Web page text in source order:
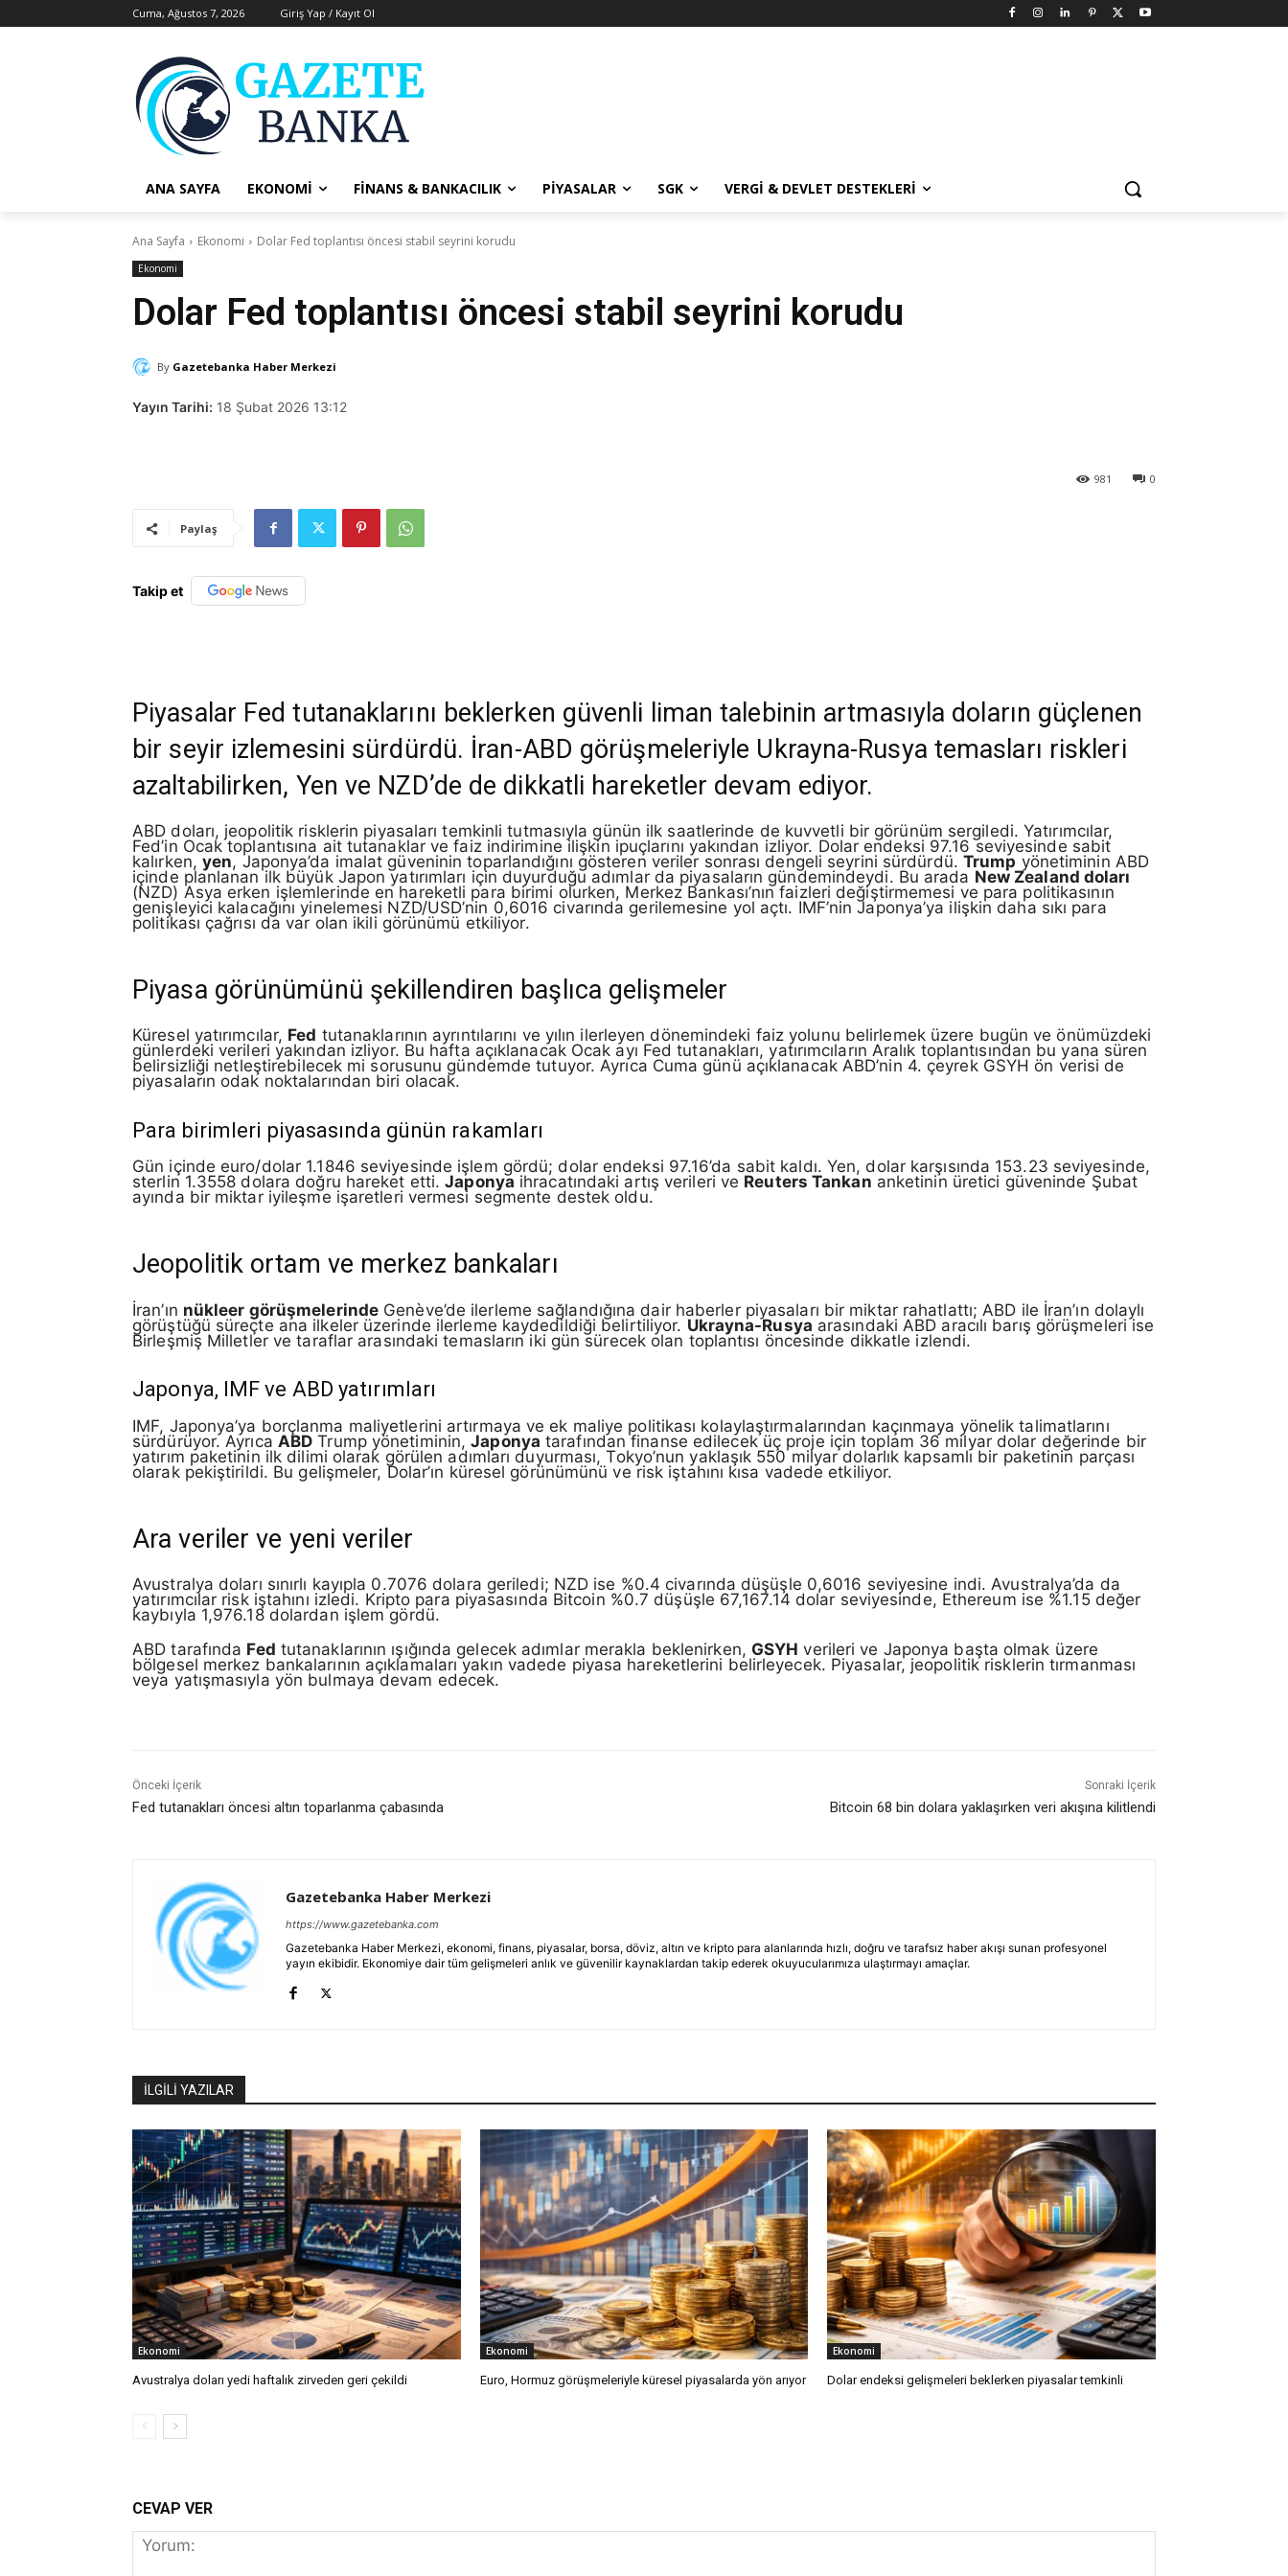
Cuma, Ağustos 7, 2026 Giriş Yap / Kayıt Ol
ANA SAYFA EKONOMI FINANS & BANKACILIK PIYASALAR SGK VERGI & DEVLET DESTEKLERI
Ana Sayfa Ekonomi Dolar Fed toplantısı öncesi stabil seyrini korudu
Ekonomi
Dolar Fed toplantısı öncesi stabil seyrini korudu
By Gazetebanka Haber Merkezi
Yayın Tarihi: 18 Şubat 2026 13:12
0
981
Paylaş
Takip et
Piyasalar Fed tutanaklarını beklerken güvenli liman talebinin artmasıyla doların güçlenen
bir seyir izlemesini sürdürdü. İran-ABD görüşmeleriyle Ukrayna-Rusya temasları riskleri
azaltabilirken, Yen ve NZD’de de dikkatli hareketler devam ediyor.
ABD doları, jeopolitik risklerin piyasaları temkinli tutmasıyla günün ilk saatlerinde de kuvvetli bir görünüm sergiledi. Yatırımcılar,
Fed’in Ocak toplantısına ait tutanaklar ve faiz indirimine ilişkin ipuçlarını yakından izliyor. Dolar endeksi 97.16 seviyesinde sabit
kalırken, yen, Japonya’da imalat güveninin toparlandığını gösteren veriler sonrası dengeli seyrini sürdürdü. Trump yönetiminin ABD
içinde planlanan ilk büyük Japon yatırımları için duyurduğu adımlar da piyasaların gündemindeydi. Bu arada New Zealand doları
(NZD) Asya erken işlemlerinde en hareketli para birimi olurken, Merkez Bankası’nın faizleri değiştirmemesi ve para politikasının
genişleyici kalacağını yinelemesi NZD/USD’nin 0,6016 civarında gerilemesine yol açtı. IMF’nin Japonya’ya ilişkin daha sıkı para
politikası çağrısı da var olan ikili görünümü etkiliyor.
Piyasa görünümünü şekillendiren başlıca gelişmeler
Küresel yatırımcılar, Fed tutanaklarının ayrıntılarını ve yılın ilerleyen dönemindeki faiz yolunu belirlemek üzere bugün ve önümüzdeki
günlerdeki verileri yakından izliyor. Bu hafta açıklanacak Ocak ayı Fed tutanakları, yatırımcıların Aralık toplantısından bu yana süren
belirsizliği netleştirebilecek mi sorusunu gündemde tutuyor. Ayrıca Cuma günü açıklanacak ABD’nin 4. çeyrek GSYH ön verisi de
piyasaların odak noktalarından biri olacak.
Para birimleri piyasasında günün rakamları
Gün içinde euro/dolar 1.1846 seviyesinde işlem gördü; dolar endeksi 97.16’da sabit kaldı. Yen, dolar karşısında 153.23 seviyesinde,
sterlin 1.3558 dolara doğru hareket etti.Japonya ihracatındaki artış verileri ve Reuters Tankan anketinin üretici güveninde Şubat
ayında bir miktar iyileşme işaretleri vermesi segmente destek oldu.
Jeopolitik ortam ve merkez bankaları
İran’ın nükleer görüşmelerinde Genève’de ilerleme sağlandığına dair haberler piyasaları bir miktar rahatlattı; ABD ile İran’ın dolaylı
görüştüğü süreçte ana ilkeler üzerinde ilerleme kaydedildiği belirtiliyor. Ukrayna-Rusya arasındaki ABD aracılı barış görüşmeleri ise
Birleşmiş Milletler ve taraflar arasındaki temasların iki gün sürecek olan toplantısı öncesinde dikkatle izlendi.
Japonya, IMF ve ABD yatırımları
IMF, Japonya’ya borçlanma maliyetlerini artırmaya ve ek maliye politikası kolaylaştırmalarından kaçınmaya yönelik talimatlarını
sürdürüyor. Ayrıca ABD Trump yönetiminin,Japonya tarafından finanse edilecek üç proje için toplam 36 milyar dolar değerinde bir
yatırım paketinin ilk dilimi olarak görülen adımları duyurması, Tokyo’nun yaklaşık 550 milyar dolarlık kapsamlı bir paketinin parçası
olarak pekiştirildi. Bu gelişmeler, Dolar’ın küresel görünümünü ve risk iştahını kısa vadede etkiliyor.
Ara veriler ve yeni veriler
Avustralya doları sınırlı kayıpla 0.7076 dolara geriledi; NZD ise %0.4 civarında düşüşle 0,6016 seviyesine indi. Avustralya’da da
yatırımcılar risk iştahını izledi. Kripto para piyasasında Bitcoin %0.7 düşüşle 67,167.14 dolar seviyesinde, Ethereum ise %1.15 değer
kaybıyla 1,976.18 dolardan işlem gördü.
ABD tarafında Fed tutanaklarının ışığında gelecek adımlar merakla beklenirken, GSYH verileri ve Japonya başta olmak üzere
bölgesel merkez bankalarının açıklamaları yakın vadede piyasa hareketlerini belirleyecek. Piyasalar, jeopolitik risklerin tırmanması
veya yatışmasıyla yön bulmaya devam edecek.
Önceki İçerik
Fed tutanakları öncesi altın toparlanma çabasında
Sonraki İçerik
Bitcoin 68 bin dolara yaklaşırken veri akışına kilitlendi
Gazetebanka Haber Merkezi
https://www.gazetebanka.com
Gazetebanka Haber Merkezi, ekonomi, finans, piyasalar, borsa, döviz, altın ve kripto para alanlarında hızlı, doğru ve tarafsız haber akışı sunan profesyonel
yayın ekibidir. Ekonomiye dair tüm gelişmeleri anlık ve güvenilir kaynaklardan takip ederek okuyucularımıza ulaştırmayı amaçlar.
İLGİLİ YAZILAR
Ekonomi
Avustralya doları yedi haftalık zirveden geri çekildi
Ekonomi
Euro, Hormuz görüşmeleriyle küresel piyasalarda yön arıyor
Ekonomi
Dolar endeksi gelişmeleri beklerken piyasalar temkinli
CEVAP VER